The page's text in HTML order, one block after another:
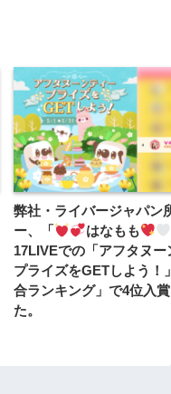
弊社・ライバージャパン
ー、「
はなもも
17LIVEでの「アフタヌー
プライズをGETしよう！
合ランキング」で4位入
た。